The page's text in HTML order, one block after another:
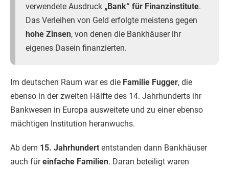
verwendete Ausdruck „Bank“ für Finanzinstitute.
Das Verleihen von Geld erfolgte meistens gegen
hohe Zinsen, von denen die Bankhäuser ihr
eigenes Dasein finanzierten.
Im deutschen Raum war es die Familie Fugger, die
ebenso in der zweiten Hälfte des 14. Jahrhunderts ihr
Bankwesen in Europa ausweitete und zu einer ebenso
mächtigen Institution heranwuchs.
Ab dem 15. Jahrhundert entstanden dann Bankhäuser
auch füreinfache Familien. Daran beteiligt waren